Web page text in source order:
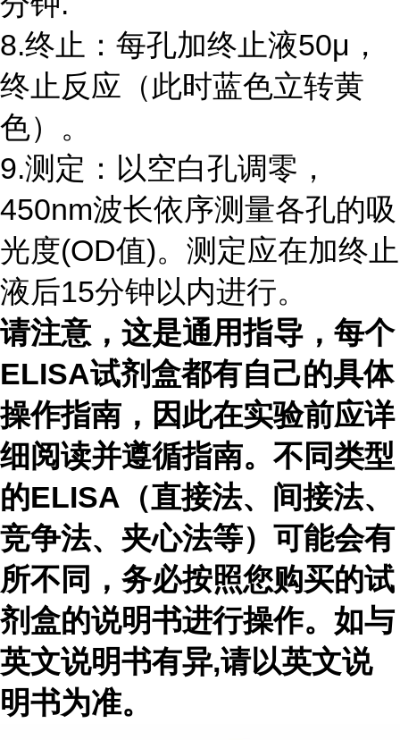
8.终止：每孔加终止液50μ，
终止反应（此时蓝色立转黄
色）。
9.测定：以空白孔调零，
450nm波长依序测量各孔的吸
光度(OD值)。测定应在加终止
液后15分钟以内进行。
请注意，这是通用指导，每个
ELISA试剂盒都有自己的具体
操作指南，因此在实验前应详
细阅读并遵循指南。不同类型
的ELISA（直接法、间接法、
竞争法、夹心法等）可能会有
所不同，务必按照您购买的试
剂盒的说明书进行操作。 如与
英文说明书有异,请以英文说
明书为准。